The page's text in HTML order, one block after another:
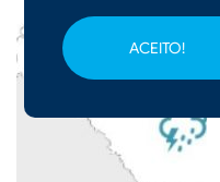
ACEITO!